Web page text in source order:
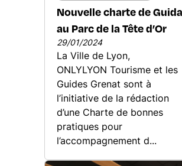
Nouvelle charte de
au Parc de la Tête d’Or
29/01/2024
La Ville de Lyon,
ONLYLYON Tourisme et les
Guides Grenat sont à
l’initiative de la rédaction
d’une Charte de bonnes
pratiques pour
l’accompagnement d...